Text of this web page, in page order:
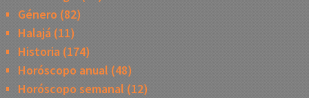
Género (82)
Halajá(11)
Historia(174)
Horóscopo anual (48)
Horóscopo semanal (12)